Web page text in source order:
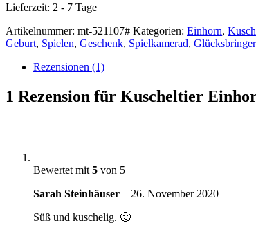
Lieferzeit: 2 - 7 Tage
Artikelnummer: mt-521107# Kategorien: Einhorn,
Geburt, Spielen, Geschenk, Spielkamerad, Glücksbringer
Rezensionen (1)
1 Rezension für Kuscheltier
Bewertet mit 5 von 5
Sarah Steinhäuser – 26. November 2020
Süß und kuschelig. 🙂